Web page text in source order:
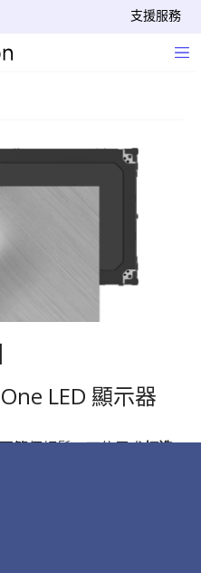
支援服務
LED 顯示器
簡便輕鬆，可依需求打造
配線
種環境下都能穩定運作